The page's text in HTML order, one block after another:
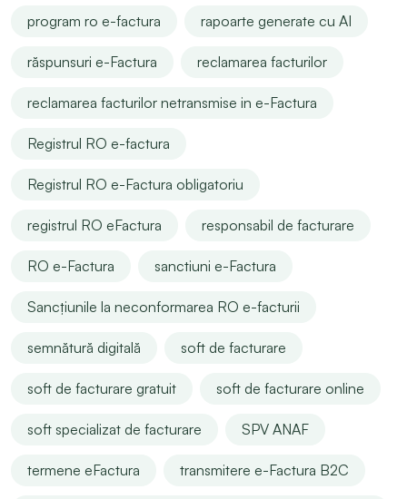
program ro e-factura rapoarte generate cu AI
răspunsuri e-Factura reclamarea facturilor
reclamarea facturilor netransmise in e-Factura
Registrul RO e-factura
Registrul RO e-Factura obligatoriu
registrul RO eFactura responsabil de facturare
RO e-Factura sanctiuni e-Factura
Sancțiunile la neconformarea RO e-facturii
semnătură digitală soft de facturare
soft de facturare gratuit soft de facturare online
soft specializat de facturare SPV ANAF
termene eFactura transmitere e-Factura B2C